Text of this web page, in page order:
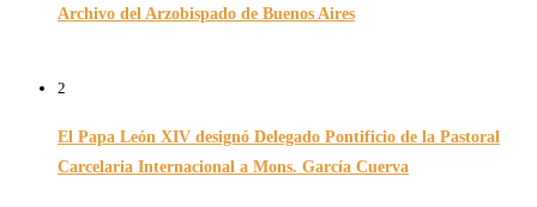
Archivo del Arzobispado de Buenos Aires
2
El Papa León XIV designó Delegado Pontificio de la Pastoral
Carcelaria Internacional a Mons. García Cuerva